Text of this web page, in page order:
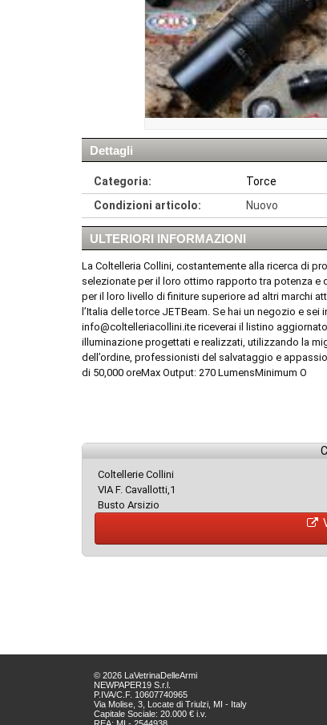
Dettagli
Categoria: Torce
Condizioni articolo:
Nuovo
ULTERIORI INFORMAZIONI
La Coltelleria Collini, costantemente alla ricerca di
selezionate per il loro ottimo rapporto tra potenza e
per il loro livello di finiture superiore ad altri marchi
l’Italia delle torce JETBeam. Se hai un negozio e
info@coltelleriacollini.ite riceverai il listino
illuminazione progettati e realizzati, utilizzando la
dell’ordine, professionisti del salvataggio e
di 50,000 oreMax Output: 270 LumensMinimum O
Coltellerie Collini
VIA F. Cavallotti,1
Busto Arsizio
© 2026 LaVetrinaDelleArmi
NEWPAPER19 S.r.l.
P.IVA/C.F. 10607740965
Via Molise, 3, Locate di Triulzi, MI - Italy
Capitale Sociale: 20.000 € i.v.